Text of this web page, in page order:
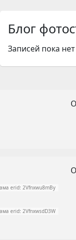
Блог
Записей пока нет
erid: 2Vfnxwu8mBy
erid: 2VfnxwsdD3W